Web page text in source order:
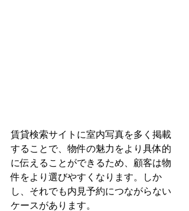
賃貸検索サイトに室内写真を多く掲載
することで、物件の魅力をより具体的
に伝えることができるため、顧客は物
件をより選びやすくなります。しか
し、それでも内見予約につながらない
ケースがあります。